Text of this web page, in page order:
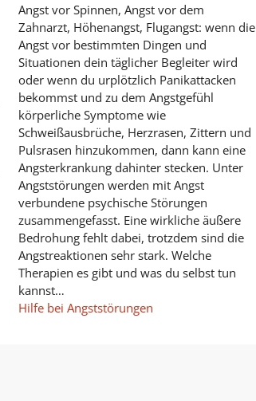
Angst vor Spinnen, Angst vor dem
Zahnarzt, Höhenangst, Flugangst: wenn die
Angst vor bestimmten Dingen und
Situationen dein täglicher Begleiter wird
oder wenn du urplötzlich Panikattacken
bekommst und zu dem Angstgefühl
körperliche Symptome wie
Schweißausbrüche, Herzrasen, Zittern und
Pulsrasen hinzukommen, dann kann eine
Angsterkrankung dahinter stecken. Unter
Angststörungen werden mit Angst
verbundene psychische Störungen
zusammengefasst. Eine wirkliche äußere
Bedrohung fehlt dabei, trotzdem sind die
Angstreaktionen sehr stark. Welche
Therapien es gibt und was du selbst tun
kannst…
Hilfe bei Angststörungen